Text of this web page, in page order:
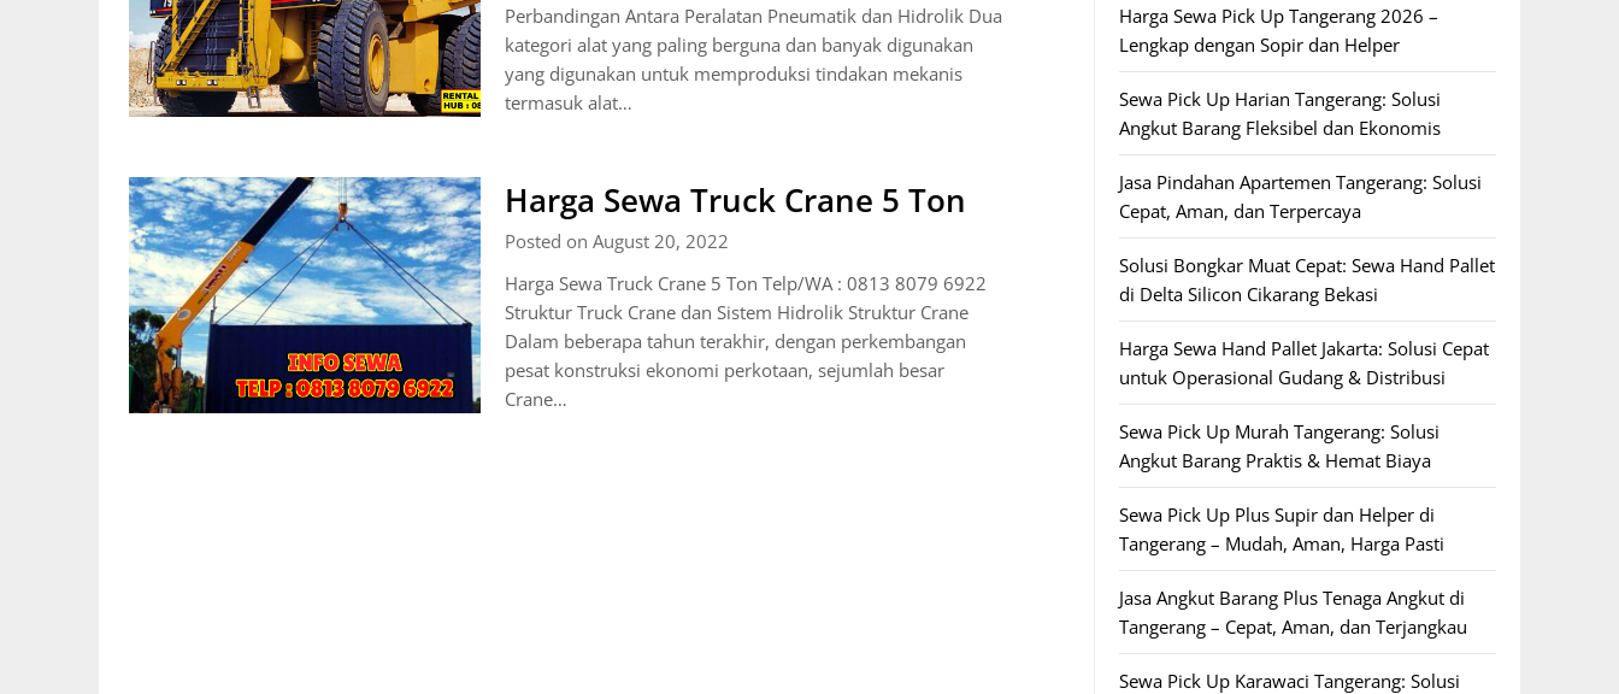
Perbandingan Antara Peralatan Pneumatik dan Hidrolik Dua
kategori alat yang paling berguna dan banyak digunakan
yang digunakan untuk memproduksi tindakan mekanis
termasuk alat…
Harga Sewa Truck Crane 5 Ton
Posted on August 20, 2022
Harga Sewa Truck Crane 5 Ton Telp/WA : 0813 8079 6922
Struktur Truck Crane dan Sistem Hidrolik Struktur Crane
Dalam beberapa tahun terakhir, dengan perkembangan
pesat konstruksi ekonomi perkotaan, sejumlah besar
Crane…
Harga Sewa Pick Up Tangerang 2026 –
Lengkap dengan Sopir dan Helper
Sewa Pick Up Harian Tangerang: Solusi
Angkut Barang Fleksibel dan Ekonomis
Jasa Pindahan Apartemen Tangerang: Solusi
Cepat, Aman, dan Terpercaya
Solusi Bongkar Muat Cepat: Sewa Hand Pallet
di Delta Silicon Cikarang Bekasi
Harga Sewa Hand Pallet Jakarta: Solusi Cepat
untuk Operasional Gudang & Distribusi
Sewa Pick Up Murah Tangerang: Solusi
Angkut Barang Praktis & Hemat Biaya
Sewa Pick Up Plus Supir dan Helper di
Tangerang – Mudah, Aman, Harga Pasti
Jasa Angkut Barang Plus Tenaga Angkut di
Tangerang – Cepat, Aman, dan Terjangkau
Sewa Pick Up Karawaci Tangerang: Solusi